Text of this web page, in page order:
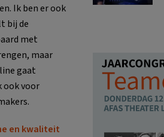
Ik ben er ook
bij de
met
maar
gaat
ook voor
en kwaliteit